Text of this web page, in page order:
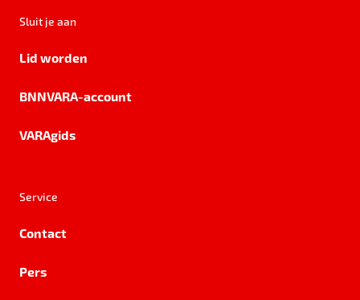
Sluit je aan
Lid worden
BNNVARA-account
VARAgids
Service
Contact
Pers